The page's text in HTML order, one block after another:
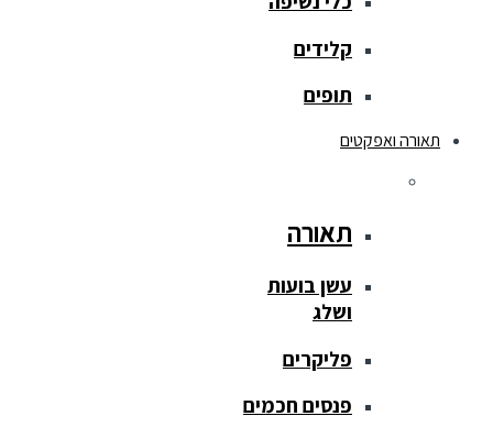
קלידים
תופים
תאורה ואפקטים
תאורה
עשן בועות
ושלג
פליקרים
פנסים חכמים